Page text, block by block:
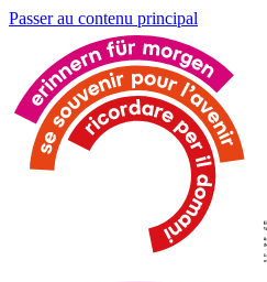
Passer au contenu principal